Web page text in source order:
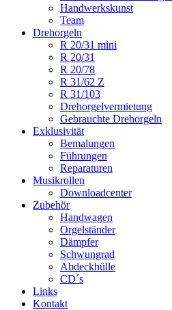
Handwerkskunst
Team
Drehorgeln
R 20/31 mini
R 20/31
R 20/78
R 31/62 Z
R 31/103
Drehorgelvermietung
Gebrauchte Drehorgeln
Exklusivität
Bemalungen
Führungen
Reparaturen
Musikrollen
Downloadcenter
Zubehör
Handwagen
Orgelständer
Dämpfer
Schwungrad
Abdeckhülle
CD´s
Links
Kontakt